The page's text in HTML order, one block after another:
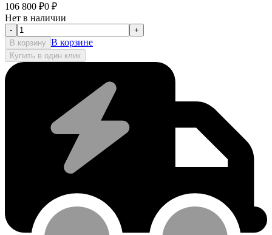
106 800 ₽0 ₽
Нет в наличии
-
+
В корзину В корзине
Купить в один клик